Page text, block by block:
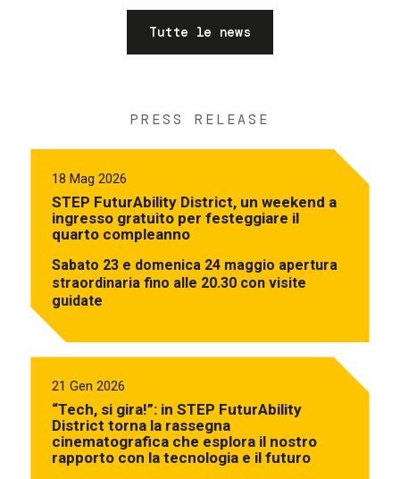
Tutte le news
PRESS RELEASE
18 Mag 2026
STEP FuturAbility District, un weekend a
ingresso gratuito per festeggiare il
quarto compleanno
Sabato 23 e domenica 24 maggio apertura
straordinaria fino alle 20.30 con visite
guidate
21 Gen 2026
“Tech, si gira!”: in STEP FuturAbility
District torna la rassegna
cinematografica che esplora il nostro
rapporto con la tecnologia e il futuro